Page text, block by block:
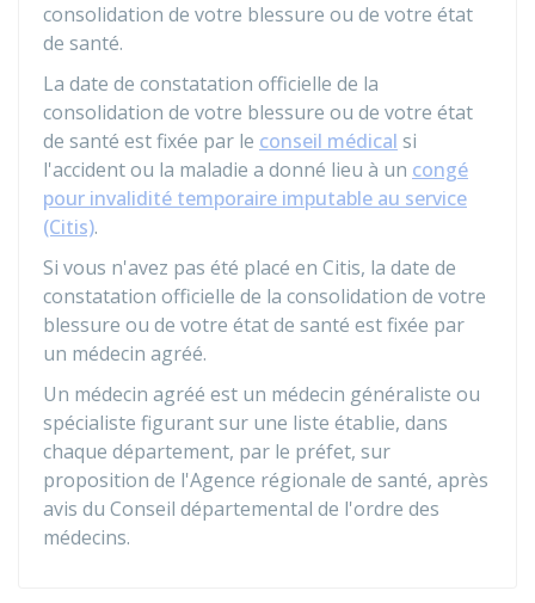
consolidation de votre blessure ou de votre état
de santé.
La date de constatation officielle de la
consolidation de votre blessure ou de votre état
de santé est fixée par le conseil médical si
l'accident ou la maladie a donné lieu à un congé
pour invalidité temporaire imputable au service
(Citis).
Si vous n'avez pas été placé en Citis, la date de
constatation officielle de la consolidation de votre
blessure ou de votre état de santé est fixée par
un médecin agréé.
Un médecin agréé est un médecin généraliste ou
spécialiste figurant sur une liste établie, dans
chaque département, par le préfet, sur
proposition de l'Agence régionale de santé, après
avis du Conseil départemental de l'ordre des
médecins.